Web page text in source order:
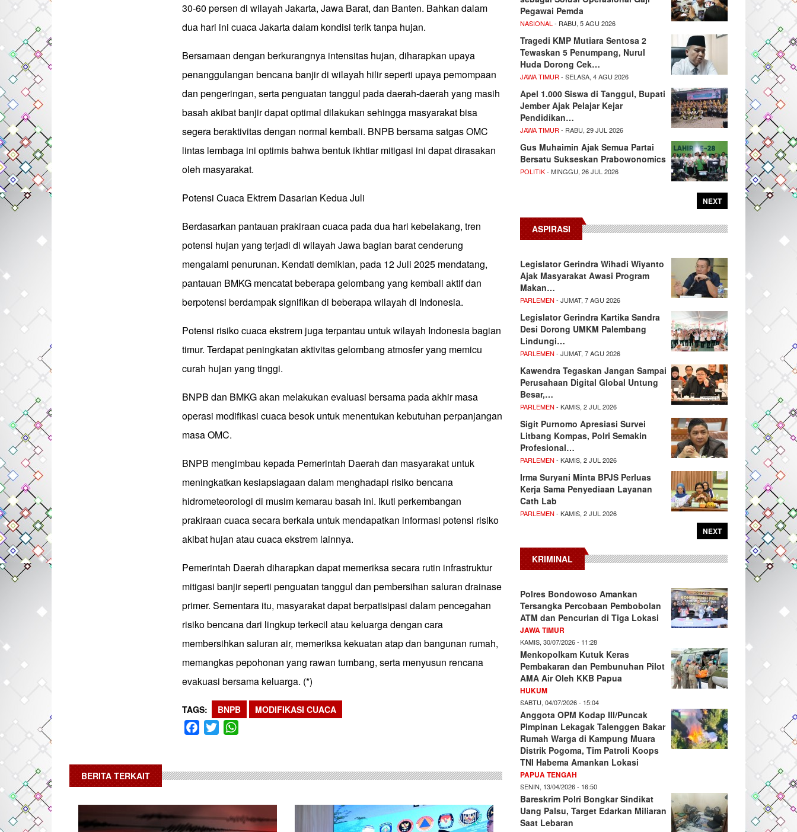
30-60 persen di wilayah Jakarta, Jawa Barat, dan Banten. Bahkan dalam
dua hari ini cuaca Jakarta dalam kondisi terik tanpa hujan.
Bersamaan dengan berkurangnya intensitas hujan, diharapkan upaya
penanggulangan bencana banjir di wilayah hilir seperti upaya pemompaan
dan pengeringan, serta penguatan tanggul pada daerah-daerah yang masih
basah akibat banjir dapat optimal dilakukan sehingga masyarakat bisa
segera beraktivitas dengan normal kembali. BNPB bersama satgas OMC
lintas lembaga ini optimis bahwa bentuk ikhtiar mitigasi ini dapat dirasakan
oleh masyarakat.
Potensi Cuaca Ektrem Dasarian Kedua Juli
Berdasarkan pantauan prakiraan cuaca pada dua hari kebelakang, tren
potensi hujan yang terjadi di wilayah Jawa bagian barat cenderung
mengalami penurunan. Kendati demikian, pada 12 Juli 2025 mendatang,
pantauan BMKG mencatat beberapa gelombang yang kembali aktif dan
berpotensi berdampak signifikan di beberapa wilayah di Indonesia.
Potensi risiko cuaca ekstrem juga terpantau untuk wilayah Indonesia bagian
timur. Terdapat peningkatan aktivitas gelombang atmosfer yang memicu
curah hujan yang tinggi.
BNPB dan BMKG akan melakukan evaluasi bersama pada akhir masa
operasi modifikasi cuaca besok untuk menentukan kebutuhan perpanjangan
masa OMC.
BNPB mengimbau kepada Pemerintah Daerah dan masyarakat untuk
meningkatkan kesiapsiagaan dalam menghadapi risiko bencana
hidrometeorologi di musim kemarau basah ini. Ikuti perkembangan
prakiraan cuaca secara berkala untuk mendapatkan informasi potensi risiko
akibat hujan atau cuaca ekstrem lainnya.
Pemerintah Daerah diharapkan dapat memeriksa secara rutin infrastruktur
mitigasi banjir seperti penguatan tanggul dan pembersihan saluran drainase
primer. Sementara itu, masyarakat dapat berpatisipasi dalam pencegahan
risiko bencana dari lingkup terkecil atau keluarga dengan cara
membersihkan saluran air, memeriksa kekuatan atap dan bangunan rumah,
memangkas pepohonan yang rawan tumbang, serta menyusun rencana
evakuasi bersama keluarga. (*)
TAGS BNPB MODIFIKASI CUACA
Facebook
Twitter
BERITA TERKAIT
Pegawai Pemda
NASIONAL - RABU, 5 AGU 2026
Tragedi KMP Mutiara Sentosa 2
Tewaskan 5 Penumpang, Nurul
Huda Dorong Cek…
JAWA TIMUR - SELASA, 4 AGU 2026
Apel 1.000 Siswa di Tanggul, Bupati
Jember Ajak Pelajar Kejar
Pendidikan…
JAWA TIMUR - RABU, 29 JUL 2026
Gus Muhaimin Ajak Semua Partai
Bersatu Sukseskan Prabowonomics
POLITIK- MINGGU, 26 JUL 2026
NEXT
ASPIRASI
Legislator Gerindra Wihadi Wiyanto
Ajak Masyarakat Awasi Program
Makan…
PARLEMEN - JUMAT, 7 AGU 2026
Legislator Gerindra Kartika Sandra
Desi Dorong UMKM Palembang
Lindungi…
PARLEMEN - JUMAT, 7 AGU 2026
Kawendra Tegaskan Jangan Sampai
Perusahaan Digital Global Untung
Besar,…
PARLEMEN - KAMIS, 2 JUL 2026
Sigit Purnomo Apresiasi Survei
Litbang Kompas, Polri Semakin
Profesional…
PARLEMEN - KAMIS, 2 JUL 2026
Irma Suryani Minta BPJS Perluas
Kerja Sama Penyediaan Layanan
Cath Lab
PARLEMEN - KAMIS, 2 JUL 2026
NEXT
KRIMINAL
Polres Bondowoso Amankan
Tersangka Percobaan Pembobolan
ATM dan Pencurian di Tiga Lokasi
JAWA TIMUR
KAMIS, 30/07/2026 - 11:28
Menkopolkam Kutuk Keras
Pembakaran dan Pembunuhan Pilot
AMA Air Oleh KKB Papua
HUKUM
SABTU, 04/07/2026 - 15:04
Anggota OPM Kodap III/Puncak
Pimpinan Lekagak Talenggen Bakar
Rumah Warga di Kampung Muara
Distrik Pogoma, Tim Patroli Koops
TNI Habema Amankan Lokasi
PAPUA TENGAH
SENIN, 13/04/2026 - 16:50
Bareskrim Polri Bongkar Sindikat
Uang Palsu, Target Edarkan Miliaran
Saat Lebaran